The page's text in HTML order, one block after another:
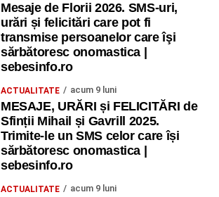
Mesaje de Florii 2026. SMS-uri,
urări și felicitări care pot fi
transmise persoanelor care îşi
sărbătoresc onomastica |
sebesinfo.ro
ACTUALITATE acum 9 luni
MESAJE, URĂRI și FELICITĂRI de
Sfinții Mihail și Gavrill 2025.
Trimite-le un SMS celor care își
sărbătoresc onomastica |
sebesinfo.ro
ACTUALITATE acum 9 luni